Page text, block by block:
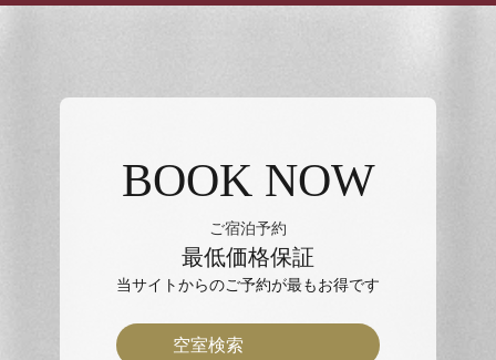
BOOK NOW
ご宿泊予約
最低価格保証
当サイトからのご予約が最もお得です
空室検索